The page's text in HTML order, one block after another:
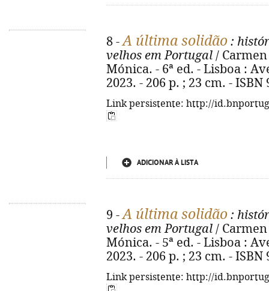
8 -A última solidão :
velhos em Portugal /
Mónica. - 6ª ed. - Lisboa :
2023. - 206 p. ; 23 cm. - ISBN
Link persistente: http://
ADICIONAR À LISTA
9 -A última solidão :
velhos em Portugal /
Mónica. - 5ª ed. - Lisboa :
2023. - 206 p. ; 23 cm. - ISBN
Link persistente: http://